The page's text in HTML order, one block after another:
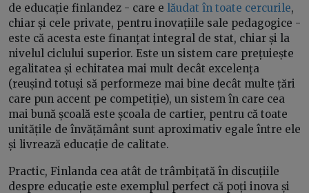
de educație finlandez - care e lăudat în toate cercurile,
chiar și cele private, pentru inovațiile sale pedagogice -
este că acesta este finanțat integral de stat, chiar și la
nivelul ciclului superior. Este un sistem care prețuiește
egalitatea și echitatea mai mult decât excelența
(reușind totuși să performeze mai bine decât multe țări
care pun accent pe competiție), un sistem în care cea
mai bună școală este școala de cartier, pentru că toate
unitățile de învățământ sunt aproximativ egale între ele
și livrează educație de calitate.
Practic, Finlanda cea atât de trâmbițată în discuțiile
despre educație este exemplul perfect că poți inova și